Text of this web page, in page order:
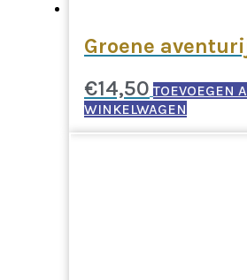
Groene
€14,50 TOEVOEGEN
WINKELWAGEN